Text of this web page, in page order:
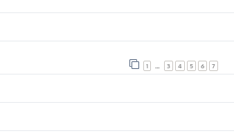
1 3 4 5 6 7